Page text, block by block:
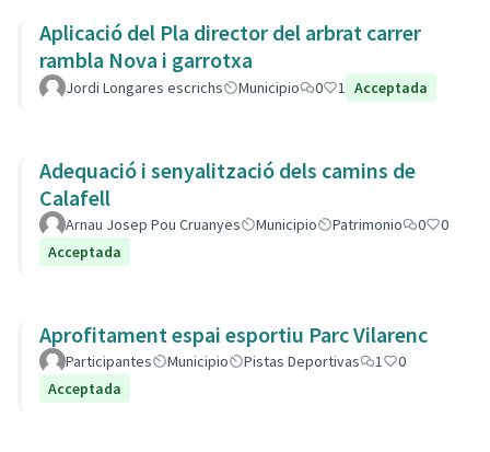
Aplicació del Pla director del arbrat carrer
rambla Nova i garrotxa
Jordi Longares escrichs Municipio 0 1 Acceptada
Adequació i senyalització dels camins de
Calafell
Arnau Josep Pou Cruanyes Municipio Patrimonio 0
0
Acceptada
Aprofitament espai esportiu Parc Vilarenc
Participantes Municipio Pistas Deportivas 1
0
Acceptada